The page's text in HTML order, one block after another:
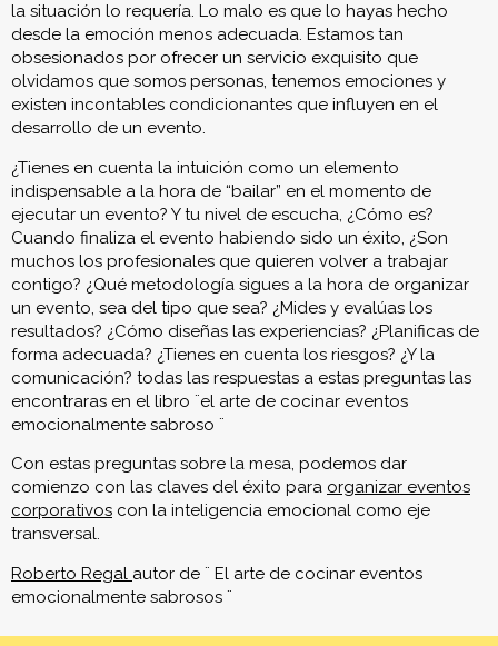
la situación lo requería. Lo malo es que lo hayas hecho
desde la emoción menos adecuada. Estamos tan
obsesionados por ofrecer un servicio exquisito que
olvidamos que somos personas, tenemos emociones y
existen incontables condicionantes que influyen en el
desarrollo de un evento.
¿Tienes en cuenta la intuición como un elemento
indispensable a la hora de “bailar” en el momento de
ejecutar un evento? Y tu nivel de escucha, ¿Cómo es?
Cuando finaliza el evento habiendo sido un éxito, ¿Son
muchos los profesionales que quieren volver a trabajar
contigo? ¿Qué metodología sigues a la hora de organizar
un evento, sea del tipo que sea? ¿Mides y evalúas los
resultados? ¿Cómo diseñas las experiencias? ¿Planificas de
forma adecuada? ¿Tienes en cuenta los riesgos? ¿Y la
comunicación? todas las respuestas a estas preguntas las
encontraras en el libro ¨el arte de cocinar eventos
emocionalmente sabroso ¨
Con estas preguntas sobre la mesa, podemos dar
comienzo con las claves del éxito para organizar eventos
corporativos con la inteligencia emocional como eje
transversal.
Roberto Regal autor de ¨ El arte de cocinar eventos
emocionalmente sabrosos ¨